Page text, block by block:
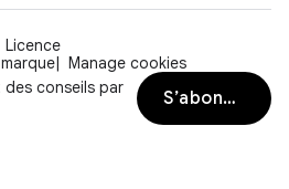
Licence
Manage cookies
conseils par
S’abonner